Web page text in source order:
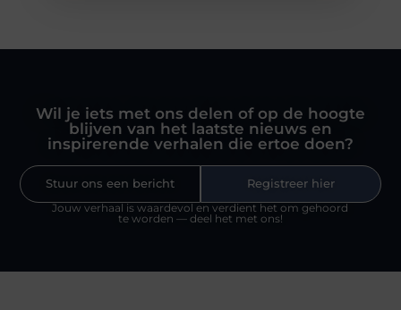
Wil je iets met ons delen of op de hoogte
blijven van het laatste nieuws en
inspirerende verhalen die ertoe doen?
Stuur ons een bericht
Registreer hier
Jouw verhaal is waardevol en verdient het om gehoord
te worden — deel het met ons!